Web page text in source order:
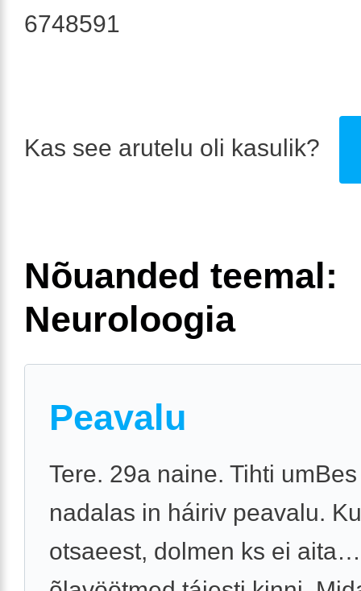
6748591
Kas see arutelu oli kasulik?
Nõuanded teemal:
Neuroloogia
Peavalu
Tere. 29a naine. Tihti
nadalas in háiriv peavalu.
otsaeest, dolmen ks ei